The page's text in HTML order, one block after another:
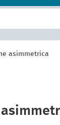
asimmetrica